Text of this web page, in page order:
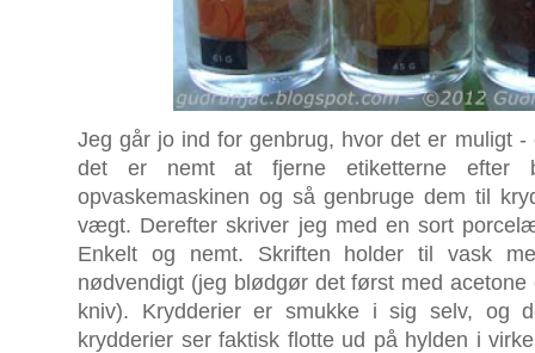
Jeg går jo ind for genbrug, hvor det er muligt
det er nemt at fjerne etiketterne efter
opvaskemaskinen og så genbruge dem til
vægt. Derefter skriver jeg med en sort
Enkelt og nemt. Skriften holder til vask
nødvendigt (jeg blødgør det først med
kniv). Krydderier er smukke i sig selv, og
krydderier ser faktisk flotte ud på hylden i